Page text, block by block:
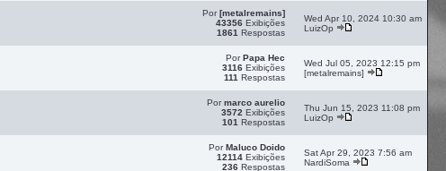
Por [metalremains]
43356 Exibições
1861 Respostas
Wed Apr 10, 2024 10:30 am
LuizOp
PorPapa Hec
3116Exibições
111 Respostas
Wed Jul 05, 2023 12:15 pm
[metalremains]
Por marco aurelio
3572 Exibições
101 Respostas
Thu Jun 15, 2023 11:08 pm
LuizOp
PorMaluco Doido
12114Exibições
236Respostas
Sat Apr 29, 2023 7:56 am
NardiSoma